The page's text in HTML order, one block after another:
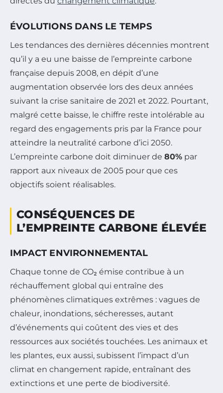
ÉVOLUTIONS DANS LE TEMPS
Les tendances des dernières décennies montrent
qu’il y a eu une baisse de l’empreinte carbone
française depuis 2008, en dépit d’une
augmentation observée lors des deux années
suivant la crise sanitaire de 2021 et 2022. Pourtant,
malgré cette baisse, le chiffre reste intolérable au
regard des engagements pris par la France pour
atteindre la neutralité carbone d’ici 2050.
L’empreinte carbone doit diminuer de 80% par
rapport aux niveaux de 2005 pour que ces
objectifs soient réalisables.
CONSÉQUENCES DE
L’EMPREINTE CARBONE ÉLEVÉE
IMPACT ENVIRONNEMENTAL
Chaque tonne de CO₂ émise contribue à un
réchauffement global qui entraîne des
phénomènes climatiques extrêmes : vagues de
chaleur, inondations, sécheresses, autant
d’événements qui coûtent des vies et des
ressources aux sociétés touchées. Les animaux et
les plantes, eux aussi, subissent l’impact d’un
climat en changement rapide, entraînant des
extinctions et une perte de biodiversité.